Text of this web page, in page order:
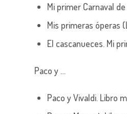
Mi primer Carnaval
Mis primeras óperas
El cascanueces. Mi
Paco y …
Paco y Vivaldi. Libro